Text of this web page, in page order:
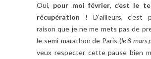
Oui, pour moi février, c’est le
récupération ! D’ailleurs, c’est
raison que je ne me mets pas de
le semi-marathon de Paris (le 8 mars
veux respecter cette pause bien